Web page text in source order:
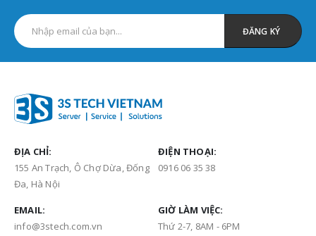
ĐỊA CHỈ:
155 An Trạch, Ô Chợ Dừa, Đống
Đa, Hà Nội
ĐIỆN THOẠI:
0916 06 35 38
EMAIL:
info@3stech.com.vn
GIỜ LÀM VIỆC:
Thứ 2-7, 8AM - 6PM